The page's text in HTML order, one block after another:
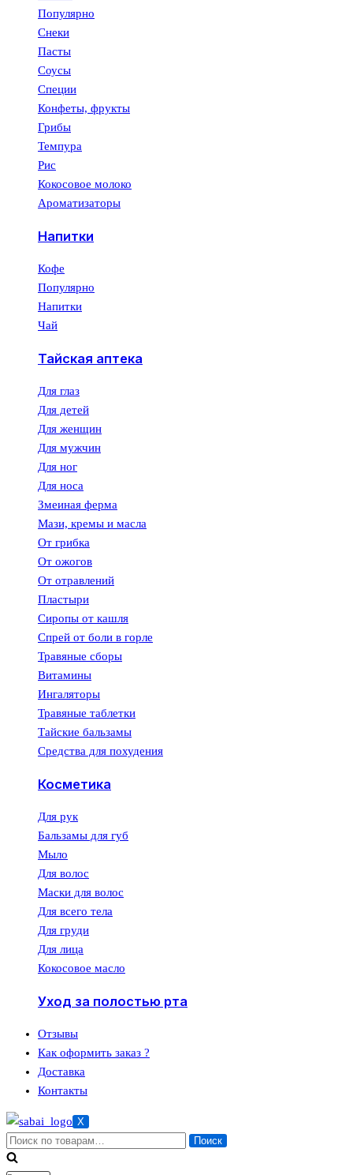
Популярно
Снеки
Пасты
Соусы
Специи
Конфеты, фрукты
Грибы
Темпура
Рис
Кокосовое молоко
Ароматизаторы
Напитки
Кофе
Популярно
Напитки
Чай
Тайская аптека
Для глаз
Для детей
Для женщин
Для мужчин
Для ног
Для носа
Змеиная ферма
Мази, кремы и масла
От грибка
От ожогов
От отравлений
Пластыри
Сиропы от кашля
Спрей от боли в горле
Травяные сборы
Витамины
Ингаляторы
Травяные таблетки
Тайские бальзамы
Средства для похудения
Косметика
Для рук
Бальзамы для губ
Мыло
Для волос
Маски для волос
Для всего тела
Для груди
Для лица
Кокосовое масло
Уход за полостью рта
Отзывы
Как оформить заказ ?
Доставка
Контакты
X
Искать: Поиск